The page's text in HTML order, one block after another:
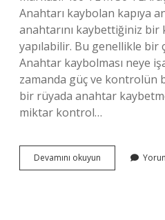
Anahtarı kaybolan kapıya
anahtarını kaybettiğiniz
yapılabilir. Bu genellikle bir
Anahtar kaybolması neye
zamanda güç ve kontrolün
bir rüyada anahtar
miktar kontrol…
Devamını okuyun Kaybolan
Anahtar